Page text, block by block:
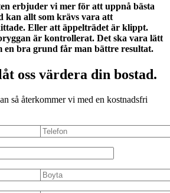
erbjuder vi mer för att uppnå bästa
kan allt som krävs vara att
Eller att äppelträdet är klippt.
är kontrollerat. Det ska vara lätt
en bra grund får man bättre resultat.
oss värdera din bostad.
så återkommer vi med en kostnadsfri